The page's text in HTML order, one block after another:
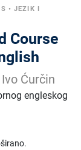
•JEZIK I
Course
Ćurčin
engleskog